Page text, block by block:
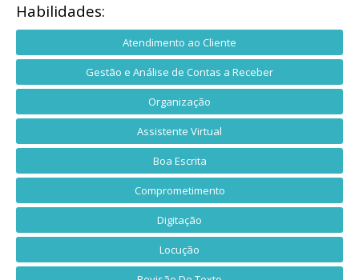
Habilidades:
Atendimento ao Cliente
Gestão e Análise de Contas a Receber
Organização
Assistente Virtual
Boa Escrita
Comprometimento
Digitação
Locução